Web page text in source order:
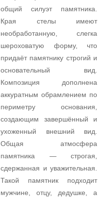
общий силуэт памятника.
Края стелы имеют
необработанную, слегка
шероховатую форму, что
придаёт памятнику строгий и
основательный вид.
Композиция дополнена
аккуратным обрамлением по
периметру основания,
создающим завершённый и
ухоженный внешний вид.
Общая атмосфера
памятника — строгая,
сдержанная и уважительная.
Такой памятник подходит
мужчине, отцу, дедушке, а